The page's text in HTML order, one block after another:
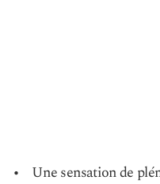
Une sensation de